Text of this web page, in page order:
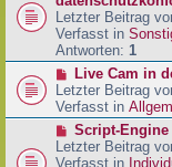
g
B
e
i
t
a
g
u
e
r
B
e
i
t
a
Letzter Beitrag
Verfasst in
Antworten: 1
N
e
u
e
r
B
Live Cam in
Letzter Beitrag
Verfasst in
N
e
u
Script-Engine
Letzter Beitrag
Verfasst in